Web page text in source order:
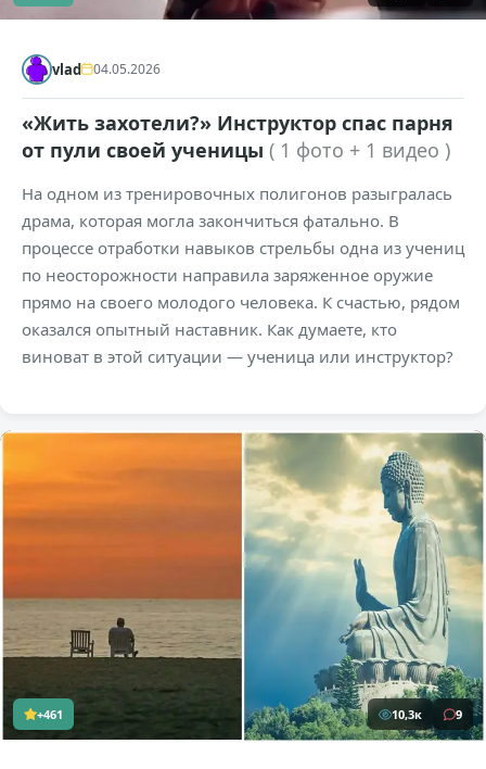
vlad 04.05.2026
«Жить захотели?» Инструктор спас парня
от пули своей ученицы ( 1 фото + 1 видео )
На одном из тренировочных полигонов разыгралась
драма, которая могла закончиться фатально. В
процессе отработки навыков стрельбы одна из учениц
по неосторожности направила заряженное оружие
прямо на своего молодого человека. К счастью, рядом
оказался опытный наставник. Как думаете, кто
виноват в этой ситуации — ученица или инструктор?
+461 10,3к 9